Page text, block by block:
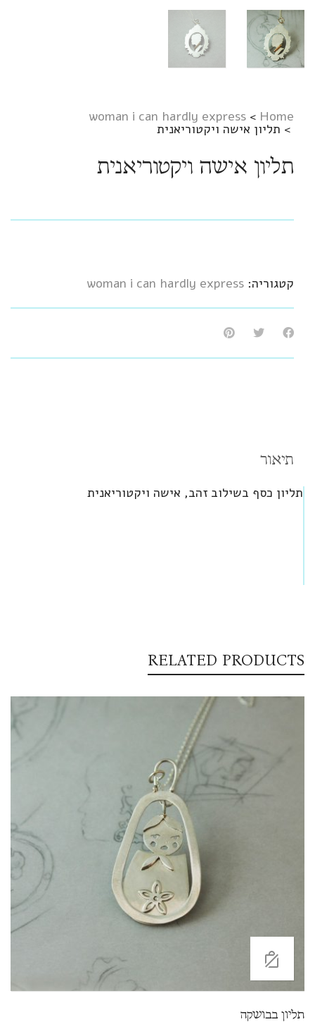
Home
>
woman i can hardly express
> תליון אישה ויקטוריאנית
תליון אישה ויקטוריאנית
קטגוריה: woman i can hardly express
תיאור
תליון כסף בשילוב זהב, אישה ויקטוריאנית
RELATED PRODUCTS
תליון בבושקה